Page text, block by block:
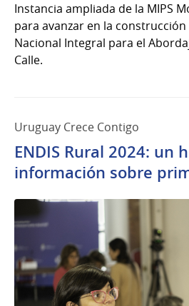
Instancia ampliada de la MIPS
para avanzar en la construcción
Nacional Integral para el
Calle.
Uruguay Crece Contigo
ENDIS Rural 2024: un
información sobre